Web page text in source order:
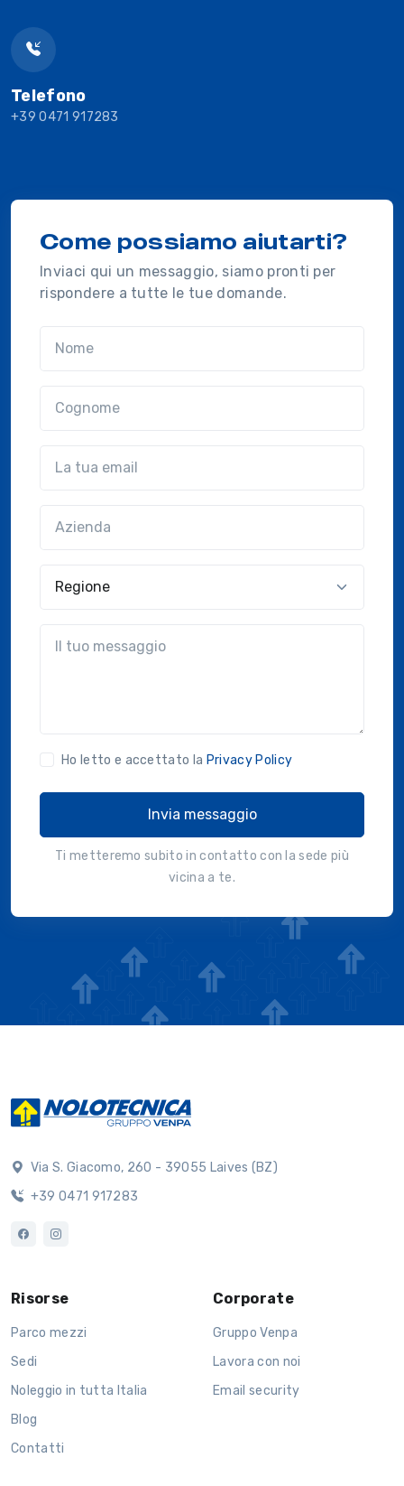
Telefono
+39 0471 917283
Come possiamo aiutarti?
Inviaci qui un messaggio, siamo pronti per
rispondere a tutte le tue domande.
Ho letto e accettato la Privacy Policy
Invia messaggio
Ti metteremo subito in contatto con la sede più
vicina a te.
Via S. Giacomo, 260 - 39055 Laives (BZ)
+39 0471 917283
Risorse
Parco mezzi
Sedi
Noleggio in tutta Italia
Blog
Contatti
Corporate
Gruppo Venpa
Lavora con noi
Email security